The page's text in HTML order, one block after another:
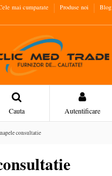
mai cumparate Produse noi Blog
Cauta Autentificare
consultatie